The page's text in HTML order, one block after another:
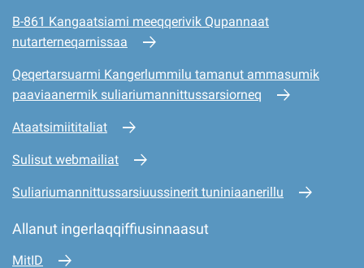
B-861 Kangaatsiami meeqqerivik Qupannaat
nutarterneqarnissaa
Qeqertarsuarmi Kangerlummilu tamanut ammasumik
paaviaanermik suliariumannittussarsiorneq
Ataatsimiititaliat
Sulisut webmailiat
Suliariumannittussarsiuussinerit tuniniaanerillu
Allanut ingerlaqqiffiusinnaasut
MitID